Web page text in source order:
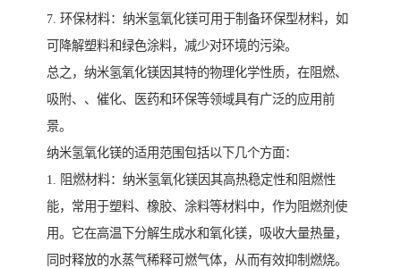
7. 环保材料：纳米氢氧化镁可用于制备环保型材料，如
可降解塑料和绿色涂料，减少对环境的污染。
总之，纳米氢氧化镁因其特的物理化学性质，在阻燃、
吸附、、催化、医药和环保等领域具有广泛的应用前
景。
纳米氢氧化镁的适用范围包括以下几个方面：
1. 阻燃材料：纳米氢氧化镁因其高热稳定性和阻燃性
能，常用于塑料、橡胶、涂料等材料中，作为阻燃剂使
用。它在高温下分解生成水和氧化镁，吸收大量热量，
同时释放的水蒸气稀释可燃气体，从而有效抑制燃烧。